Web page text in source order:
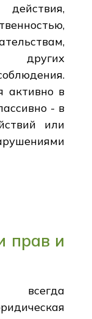
активно в
- в
или
прав и
всегда